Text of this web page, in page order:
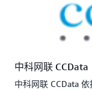
中科网联 CCData
中科网联 CCData